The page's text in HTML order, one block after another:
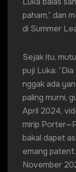
paham,” dan
di Summer
Sejak itu,
puji Luka:
nggak ada
paling murni,
April 2024,
mirip
bakal dapet
emang
November